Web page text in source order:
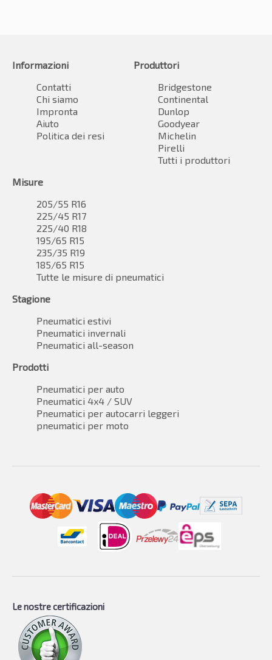
Informazioni
Contatti
Chi siamo
Impronta
Aiuto
Politica dei resi
Produttori
Bridgestone
Continental
Dunlop
Goodyear
Michelin
Pirelli
Tutti i produttori
Misure
205/55 R16
225/45 R17
225/40 R18
195/65 R15
235/35 R19
185/65 R15
Tutte le misure di pneumatici
Stagione
Pneumatici estivi
Pneumatici invernali
Pneumatici all-season
Prodotti
Pneumatici per auto
Pneumatici 4x4 / SUV
Pneumatici per autocarri leggeri
pneumatici per moto
Le nostre certificazioni